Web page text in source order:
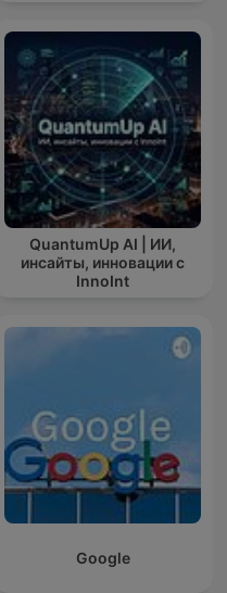
QuantumUp AI | ИИ,
инсайты, инновации с
InnoInt
Google